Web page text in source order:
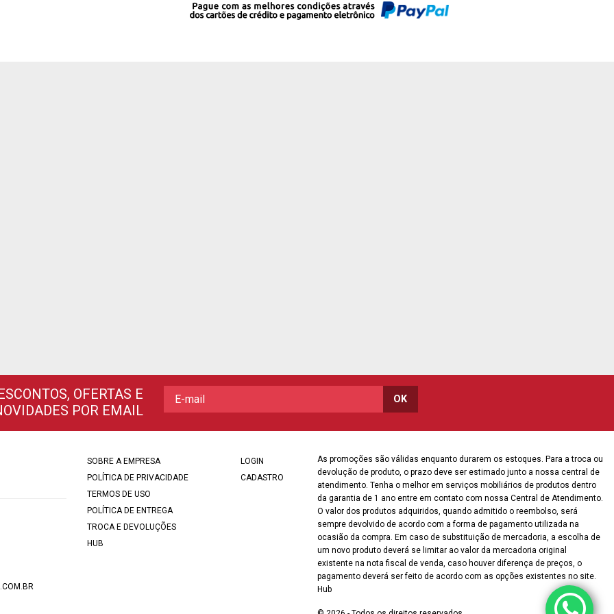
OFERTAS E
POR EMAIL
SOBRE A EMPRESA
POLÍTICA DE PRIVACIDADE
TERMOS DE USO
POLÍTICA DE ENTREGA
TROCA E DEVOLUÇÕES
HUB
LOGIN
CADASTRO
As promoções são válidas enquanto durarem os estoques. Para a troca ou
devolução de produto, o prazo deve ser estimado junto a nossa central de
atendimento. Tenha o melhor em serviços mobiliários de produtos dentro
da garantia de 1 ano entre em contato com nossa Central de Atendimento.
O valor dos produtos adquiridos, quando admitido o reembolso, será
sempre devolvido de acordo com a forma de pagamento utilizada na
ocasião da compra. Em caso de substituição de mercadoria, a escolha de
um novo produto deverá se limitar ao valor da mercadoria original
existente na nota fiscal de venda, caso houver diferença de preços, o
pagamento deverá ser feito de acordo com as opções existentes no site.
Hub